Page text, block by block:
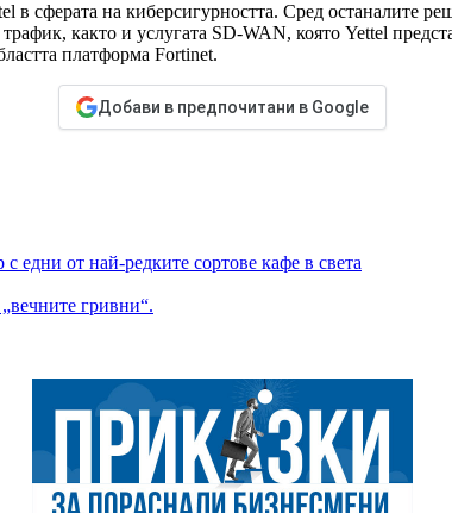
сферата на киберсигурността. Сред останалите
както и услугата SD-WAN, която Yettel
платформа Fortinet.
Добави в предпочитани в Google
едни от най-редките сортове кафе в света
гривни“.